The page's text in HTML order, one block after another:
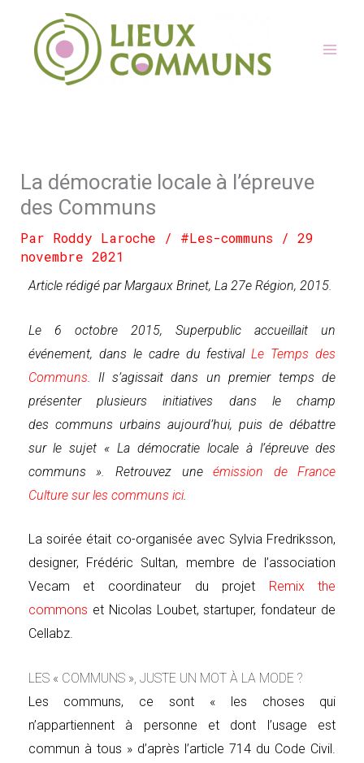
contenu
La démocratie locale à l’épreuve
des Communs
Par Roddy Laroche / #Les-communs / 29
novembre 2021
Article rédigé par Margaux Brinet, La 27e Région, 2015.
Le 6 octobre 2015, Superpublic accueillait un
événement, dans le cadre du festivalLe Temps des
Communs. Il s’agissait dans un premier temps de
présenter plusieurs initiatives dans le champ
des communs urbains aujourd’hui, puis de débattre
sur le sujet « La démocratie locale à l’épreuve des
communs ». Retrouvez uneémission de France
Culture sur les communs ici.
La soirée était co-organisée avec Sylvia Fredriksson,
designer, Frédéric Sultan, membre de l’association
Vecam et coordinateur du projet
Remix the
commons et Nicolas Loubet, startuper, fondateur de
Cellabz.
LES « COMMUNS », JUSTE UN MOT À LA MODE ?
Les communs, ce sont « les choses qui
n’appartiennent à personne et dont l’usage est
commun à tous » d’après l’article 714 du Code Civil.